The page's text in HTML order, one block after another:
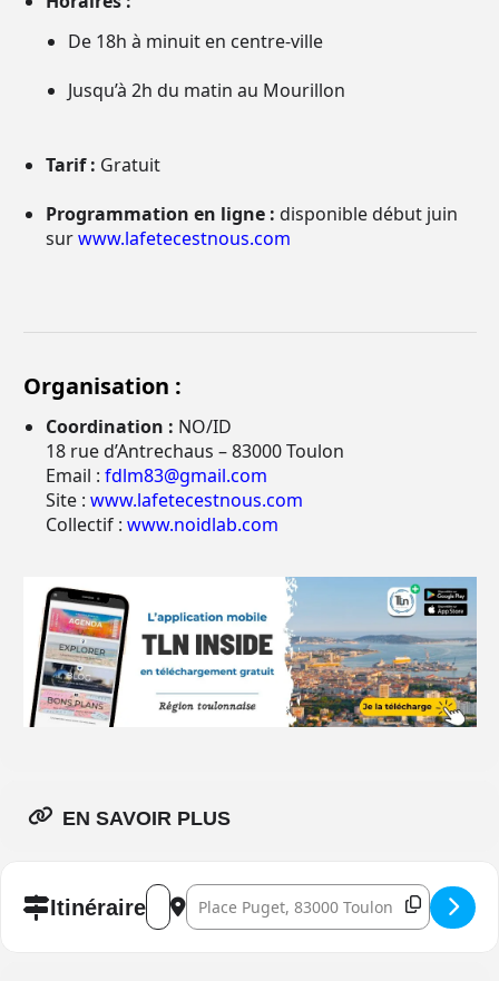
De 18h à minuit en centre-ville
Jusqu’à 2h du matin au Mourillon
Tarif : Gratuit
Programmation en ligne : disponible début juin
surwww.lafetecestnous.com
Organisation :
Coordination : NO/ID
18 rue d’Antrechaus – 83000 Toulon
Email : fdlm83@gmail.com
Site : www.lafetecestnous.com
Collectif : www.noidlab.com
EN SAVOIR PLUS
ItinéraireAddress - Fête de la musique 2026 à Toulon []
Destination Address - Fête de la musique